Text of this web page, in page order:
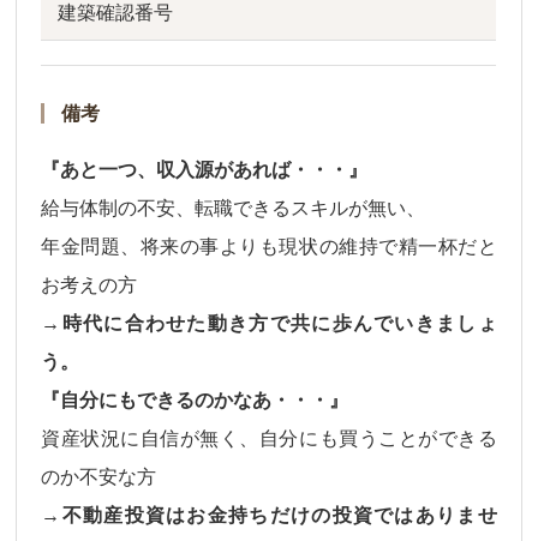
建築確認番号
備考
『あと一つ、収入源があれば・・・』
給与体制の不安、転職できるスキルが無い、
年金問題、将来の事よりも現状の維持で精一杯だと
お考えの方
→時代に合わせた動き方で共に歩んでいきましょ
う。
『自分にもできるのかなあ・・・』
資産状況に自信が無く、自分にも買うことができる
のか不安な方
→不動産投資はお金持ちだけの投資ではありませ